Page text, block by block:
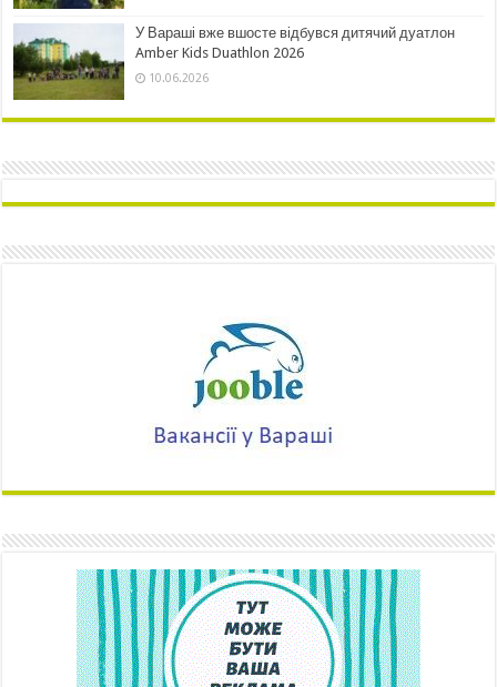
У Вараші вже вшосте відбувся дитячий дуатлон
Amber Kids Duathlon 2026
10.06.2026